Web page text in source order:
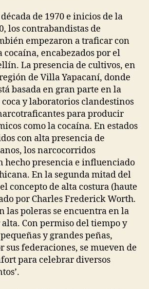
de 1970 e inicios de la
los contrabandistas de
empezaron a traficar con
cocaína, encabezados por el
La presencia de cultivos, en
de Villa Yapacaní, donde
basada en gran parte en la
y laboratorios clandestinos
para producir
como la cocaína. En estados
con alta presencia de
los narcocorridos
hecho presencia e influenciado
En la segunda mitad del
concepto de alta costura (haute
por Charles Frederick Worth.
las poleras se encuentra en la
Con permiso del tiempo y
y grandes peñas,
sus federaciones, se mueven de
para celebrar diversos